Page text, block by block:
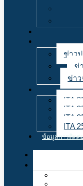
ข่าว
ข่
ข่าว
ITA
ITA
ITA
ITA
ข้อมูลการติดต่